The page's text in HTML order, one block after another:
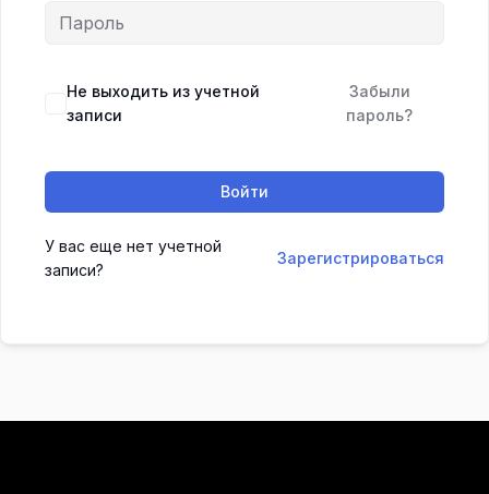
Не выходить из учетной
записи
Забыли
пароль?
Войти
У вас еще нет учетной
записи?
Зарегистрироваться